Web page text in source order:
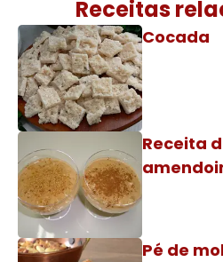
Receitas
Cocada
Receita
Pé de